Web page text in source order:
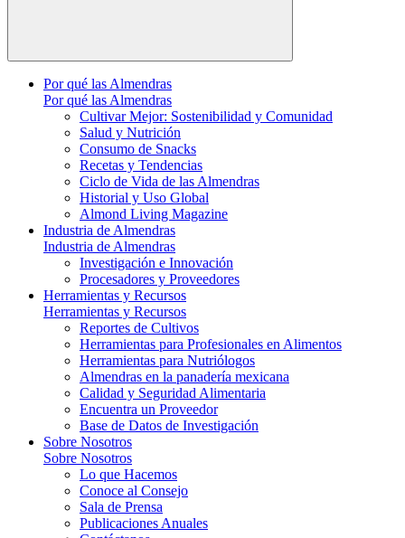
Por qué las Almendras
Por qué las Almendras
Cultivar Mejor: Sostenibilidad y Comunidad
Salud y Nutrición
Consumo de Snacks
Recetas y Tendencias
Ciclo de Vida de las Almendras
Historial y Uso Global
Almond Living Magazine
Industria de Almendras
Industria de Almendras
Investigación e Innovación
Procesadores y Proveedores
Herramientas y Recursos
Herramientas y Recursos
Reportes de Cultivos
Herramientas para Profesionales en Alimentos
Herramientas para Nutriólogos
Almendras en la panadería mexicana
Calidad y Seguridad Alimentaria
Encuentra un Proveedor
Base de Datos de Investigación
Sobre Nosotros
Sobre Nosotros
Lo que Hacemos
Conoce al Consejo
Sala de Prensa
Publicaciones Anuales